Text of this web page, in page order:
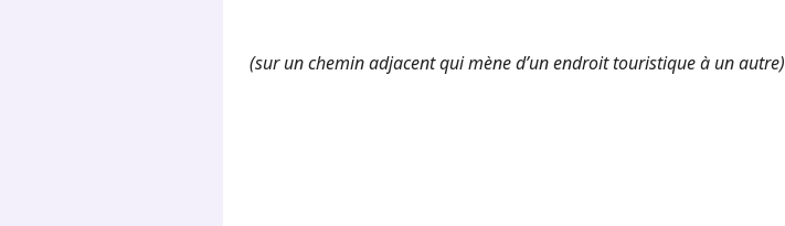
(sur un chemin adjacent qui mène d’un endroit touristique à un autre)